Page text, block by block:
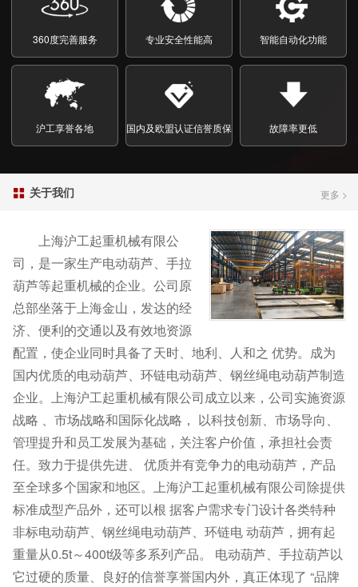
360度完善服务 专业安全性能高 智能自动化功能
沪工享誉各地 国内及欧盟认证信誉质保 故障率更低
 关于我们 更多 >
上海沪工起重机械有限公
司，是一家生产电动葫芦、手拉
葫芦等起重机械的企业。公司原
总部坐落于上海金山，发达的经
济、便利的交通以及有效地资源
配置，使企业同时具备了天时、地利、人和之 优势。成为
国内优质的电动葫芦、环链电动葫芦、钢丝绳电动葫芦制造
企业。上海沪工起重机械有限公司成立以来，公司实施资源
战略 、市场战略和国际化战略， 以科技创新、市场导向、
管理提升和员工发展为基础，关注客户价值，承担社会责
任。致力于提供先进、 优质并有竞争力的电动葫芦，产品
至全球多个国家和地区。上海沪工起重机械有限公司除提供
标准成型产品外，还可以根 据客户需求专门设计各类特种
非标电动葫芦、钢丝绳电动葫芦、环链电 动葫芦，拥有起
重量从0.5t～400t级等多系列产品。 电动葫芦、手拉葫芦以
它过硬的质量、良好的信誉享誉国内外，真正体现了 “品牌